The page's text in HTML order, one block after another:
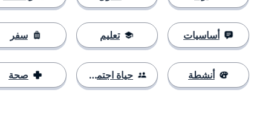
أساسيات
أنشطة
تعليم
حياة اجتماعية
سفر
صحة